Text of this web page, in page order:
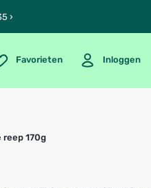
›
Favorieten Inloggen
reep 170g